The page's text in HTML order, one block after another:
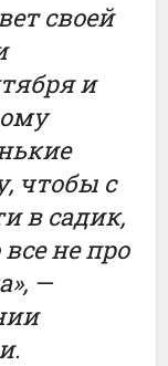
своей
и
чтобы с
в садик,
не про
—